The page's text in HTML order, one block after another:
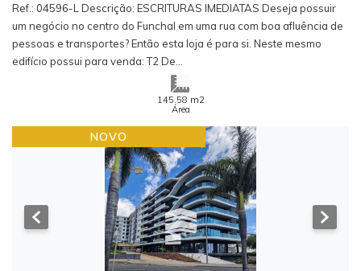
Ref.: 04596-L Descrição: ESCRITURAS IMEDIATAS Deseja possuir
um negócio no centro do Funchal em uma rua com boa afluência de
pessoas e transportes? Então esta loja é para si. Neste mesmo
edifício possui para venda: T2 De...
145.58 m2
Área
NOVO